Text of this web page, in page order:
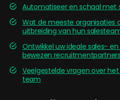
Automatiseer en schaal met
Wat de meeste organisaties
uitbreiding van hun
Ontwikkel uw ideale sales-
bewezen recruitmentpartners
Veelgestelde vragen over
team